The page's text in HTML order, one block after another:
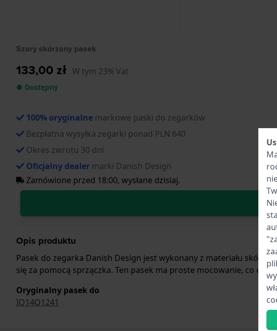
Szary skórzany pasek
133,00 zł W tym 23% Vat
● Dostępny
100% oryginalne markowe paski do zegarków
Bezpłatna wysyłka zegarki ponad PLN 640
Okres zwrotu 30 dni
Oficjalny dealer marki Danish Design
Zamówione przed 18:00, wysłane dzisiaj.
Opis produktu
Pasek do zegarka Danish Design jest wykonany z materiału skóra
się za pomocą sprzączka. Ten pasek ma proste mocowanie, co
Oryginalny pasek do
IQ14Q1241